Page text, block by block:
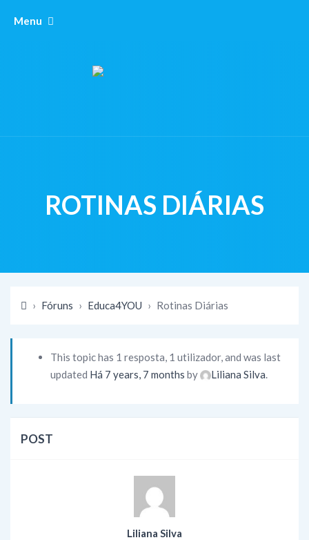
Menu
ROTINAS DIÁRIAS
› Fóruns › Educa4YOU › Rotinas Diárias
This topic has 1 resposta, 1 utilizador, and was last
updated Há 7 years, 7 months by Liliana Silva.
POST
Liliana Silva